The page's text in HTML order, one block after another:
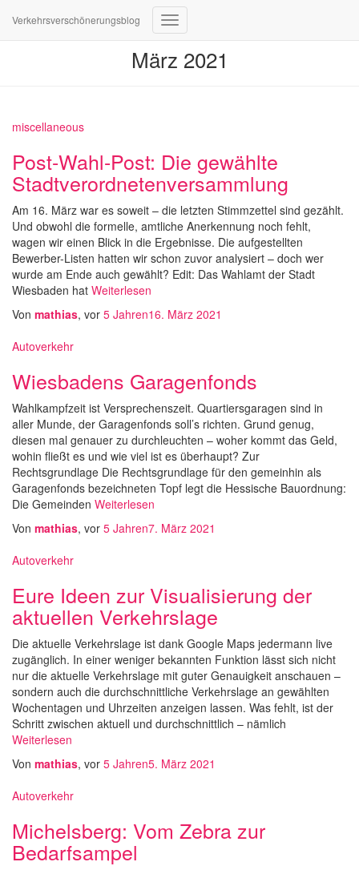
Verkehrsverschönerungsblog
Navigation
März 2021
miscellaneous
Post-Wahl-Post: Die gewählte
Stadtverordnetenversammlung
Am 16. März war es soweit – die letzten Stimmzettel sind gezählt.
Und obwohl die formelle, amtliche Anerkennung noch fehlt,
wagen wir einen Blick in die Ergebnisse. Die aufgestellten
Bewerber-Listen hatten wir schon zuvor analysiert – doch wer
wurde am Ende auch gewählt? Edit: Das Wahlamt der Stadt
Wiesbaden hat Weiterlesen
Von mathias, vor 5 Jahren16. März 2021
Autoverkehr
Wiesbadens Garagenfonds
Wahlkampfzeit ist Versprechenszeit. Quartiersgaragen sind in
aller Munde, der Garagenfonds soll’s richten. Grund genug,
diesen mal genauer zu durchleuchten – woher kommt das Geld,
wohin fließt es und wie viel ist es überhaupt? Zur
Rechtsgrundlage Die Rechtsgrundlage für den gemeinhin als
Garagenfonds bezeichneten Topf legt die Hessische Bauordnung:
Die Gemeinden Weiterlesen
Von mathias, vor 5 Jahren7. März 2021
Autoverkehr
Eure Ideen zur Visualisierung der
aktuellen Verkehrslage
Die aktuelle Verkehrslage ist dank Google Maps jedermann live
zugänglich. In einer weniger bekannten Funktion lässt sich nicht
nur die aktuelle Verkehrslage mit guter Genauigkeit anschauen –
sondern auch die durchschnittliche Verkehrslage an gewählten
Wochentagen und Uhrzeiten anzeigen lassen. Was fehlt, ist der
Schritt zwischen aktuell und durchschnittlich – nämlich
Weiterlesen
Von mathias, vor 5 Jahren5. März 2021
Autoverkehr
Michelsberg: Vom Zebra zur
Bedarfsampel